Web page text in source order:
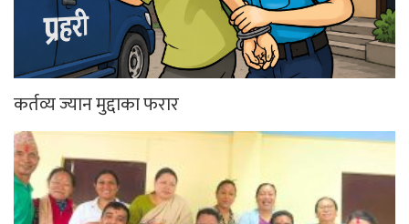
कर्तव्य ज्यान मुद्दाका फरार